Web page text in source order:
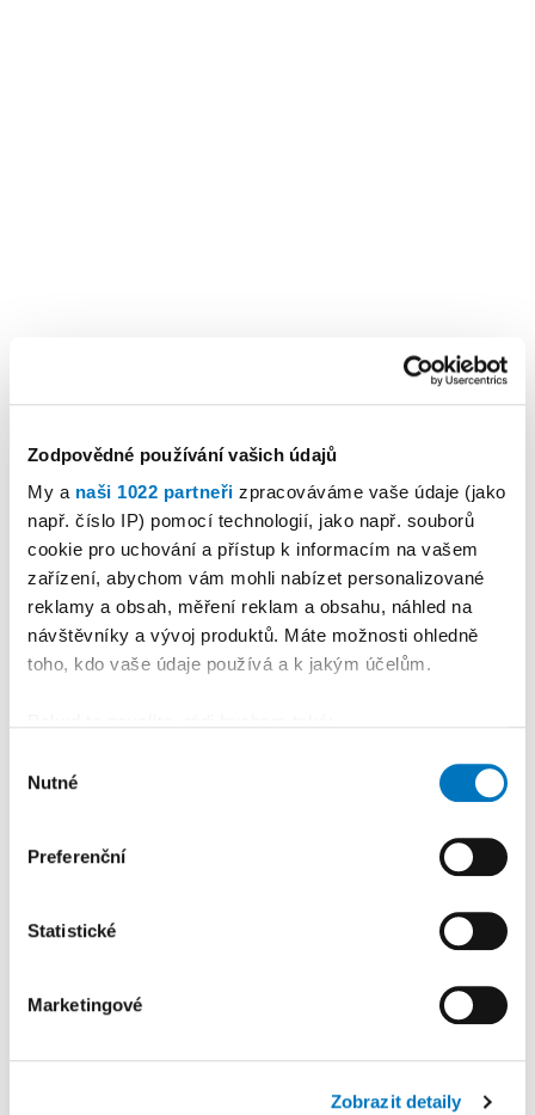
Zodpovědné používání vašich údajů
My a naši 1022 partneři zpracováváme vaše údaje (jako
např. číslo IP) pomocí technologií, jako např. souborů
cookie pro uchování a přístup k informacím na vašem
zařízení, abychom vám mohli nabízet personalizované
reklamy a obsah, měření reklam a obsahu, náhled na
návštěvníky a vývoj produktů. Máte možnosti ohledně
toho, kdo vaše údaje používá a k jakým účelům.
poloze, které mohou být přesné na několik metrů
skenování pro konkrétní charakteristiky (otisk prstu)
Zjistěte více o tom, jak zpracováváme vaše osobní
Svůj souhlas můžete kdykoliv změnit nebo odvolat v
K personalizaci obsahu a reklam, poskytování funkcí
sdílíme se svými partnery pro sociální média, inzerci a
souhlasu
Nutné
Preferenční
Statistické
Marketingové
Zobrazit detaily
KALENDÁŘ AKCÍ Další
PETRA KLEMENTOVÁ
11. 08.